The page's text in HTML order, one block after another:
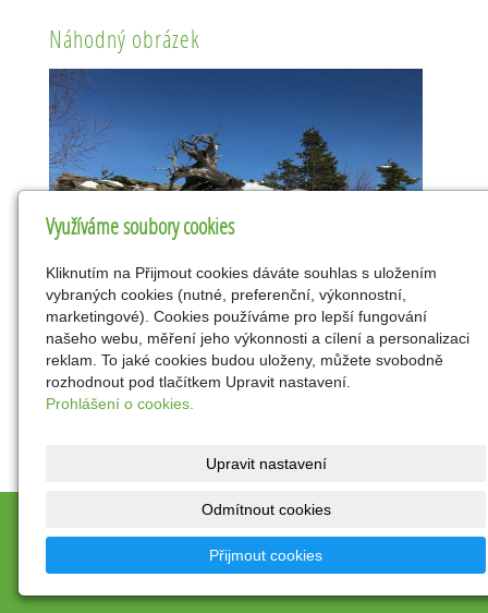
Náhodný obrázek
Petr a Radka Mrkvicovi | Mapa webu
webové stránkys AI, doména
Využíváme soubory cookies
Kliknutím na Přijmout cookies dáváte souhlas s uložením
vybraných cookies (nutné, preferenční, výkonnostní,
marketingové). Cookies používáme pro lepší fungování
našeho webu, měření jeho výkonnosti a cílení a personalizaci
reklam. To jaké cookies budou uloženy, můžete svobodně
rozhodnout pod tlačítkem Upravit nastavení.
Prohlášení o cookies.
Upravit nastavení
Odmítnout cookies
Přijmout cookies